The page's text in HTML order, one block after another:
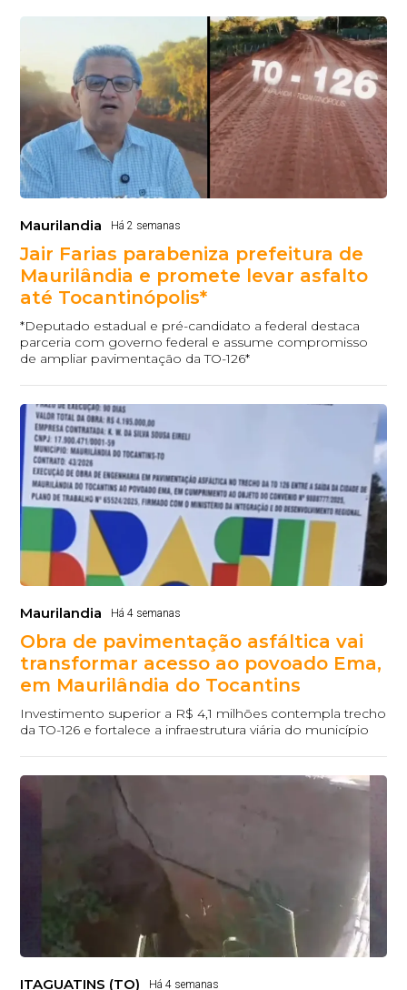
Maurilandia Há 2 semanas
Jair Farias parabeniza prefeitura de
Maurilândia e promete levar asfalto
até Tocantinópolis*
*Deputado estadual e pré-candidato a federal destaca
parceria com governo federal e assume compromisso
de ampliar pavimentação da TO-126*
Maurilandia Há 4 semanas
Obra de pavimentação asfáltica vai
transformar acesso ao povoado Ema,
em Maurilândia do Tocantins
Investimento superior a R$ 4,1 milhões contempla trecho
da TO-126 e fortalece a infraestrutura viária do município
ITAGUATINS (TO) Há 4 semanas